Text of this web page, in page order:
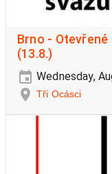
Brno -
(13.8.)
Wednesday,
Tři Ocásci